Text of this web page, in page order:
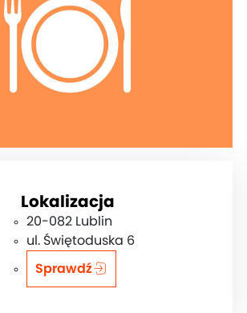
Lokalizacja
20-082 Lublin
ul. Świętoduska 6
Sprawdź